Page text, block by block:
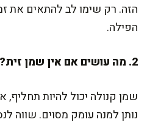
הזה. רק שימו לב להתאים את
הפילה.
2. מה עושים אם אין שמן זית?
שמן קנולה יכול להיות
נותן למנה עומק מסוים. שווה